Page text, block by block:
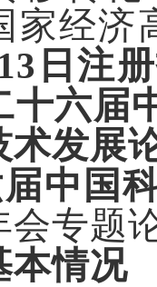
家经济
日注
十六届
术发展
中国
会专题
本情况